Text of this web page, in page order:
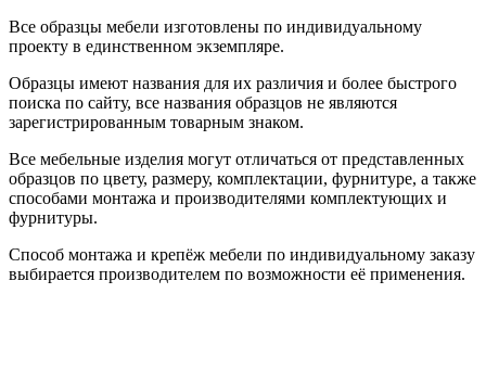
Все образцы мебели изготовлены по индивидуальному
проекту в единственном экземпляре.
Образцы имеют названия для их различия и более быстрого
поиска по сайту, все названия образцов не являются
зарегистрированным товарным знаком.
Все мебельные изделия могут отличаться от представленных
образцов по цвету, размеру, комплектации, фурнитуре, а также
способами монтажа и производителями комплектующих и
фурнитуры.
Способ монтажа и крепёж мебели по индивидуальному заказу
выбирается производителем по возможности её применения.